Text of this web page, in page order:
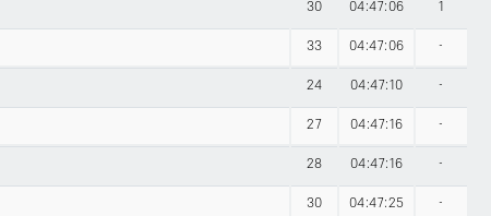
30 04:47:06 1
33 04:47:06 -
24 04:47:10 -
27 04:47:16 -
28 04:47:16 -
30 04:47:25 -